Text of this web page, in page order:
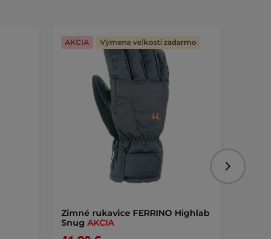
Zimné rukavice FERRINO Highlab
Snug AKCIA
AKCIA Výmena veľkosti zadarmo